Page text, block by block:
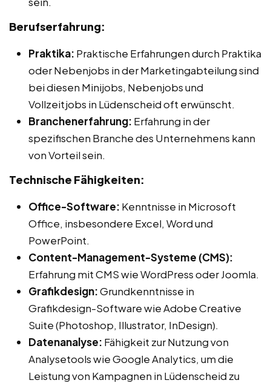
Berufserfahrung:
Praktika: Praktische Erfahrungen durch Praktika
oder Nebenjobs in der Marketingabteilung sind
bei diesen Minijobs, Nebenjobs und
Vollzeitjobs in Lüdenscheid oft erwünscht.
Branchenerfahrung: Erfahrung in der
spezifischen Branche des Unternehmens kann
von Vorteil sein.
Technische Fähigkeiten:
Office-Software: Kenntnisse in Microsoft
Office, insbesondere Excel, Word und
PowerPoint.
Content-Management-Systeme (CMS):
Erfahrung mit CMS wie WordPress oder Joomla.
Grafikdesign:Grundkenntnisse in
Grafikdesign-Software wie Adobe Creative
Suite (Photoshop, Illustrator, InDesign).
Datenanalyse: Fähigkeit zur Nutzung von
Analysetools wie Google Analytics, um die
Leistung von Kampagnen in Lüdenscheid zu